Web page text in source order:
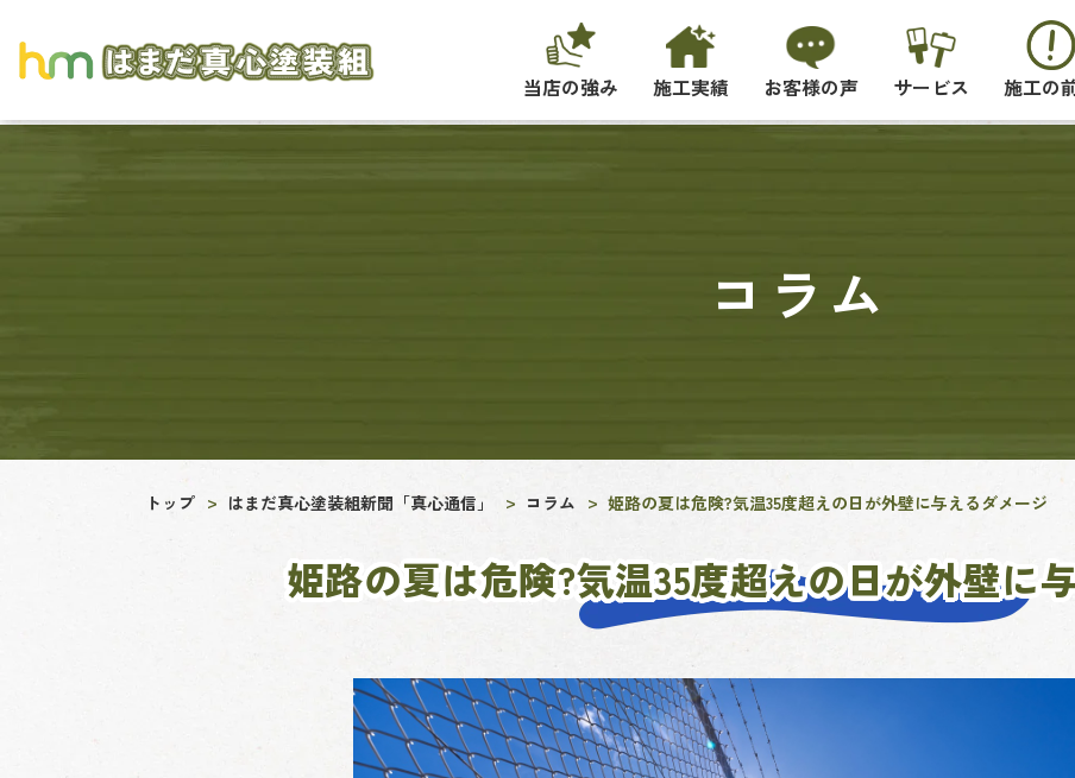
当店の強み 施工実績 お客様の声 サービス 施工の
コラム
トップ はまだ真心塗装組新聞「真心通信」 コラム 姫路の夏は危険?気温35度超えの日が外壁に与えるダメージ
姫路の夏は危険?気温35度超えの日が外壁に